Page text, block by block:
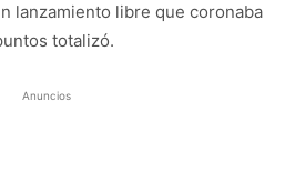
lanzamiento libre que coronaba
totalizó.
Anuncios